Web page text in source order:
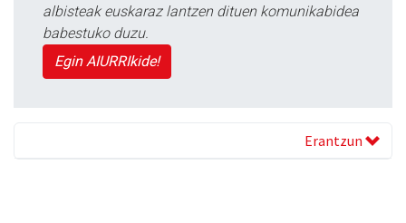
albisteak euskaraz lantzen dituen komunikabidea
babestuko duzu.
Egin AIURRIkide!
Erantzun